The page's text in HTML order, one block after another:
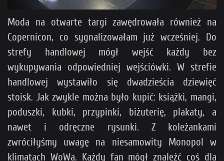
Moda na otwarte targi zawędrowała również na
Copernicon, co sygnalizowałam już wcześniej. Do
strefy handlowej mógł wejść każdy bez
wykupywania odpowiedniej wejściówki. W strefie
handlowej wystawiło się dwadzieścia dziewięć
stoisk. Jak zwykle można było kupić: książki, mangi,
poduszki, kubki, przypinki, biżuterię, plakaty, a
nawet i odręczne rysunki. Z koleżankami
zwróciłyśmy uwagę na niesamowity Monopol w
klimatach WoWa. Każdy fan mógł znaleźć coś dla